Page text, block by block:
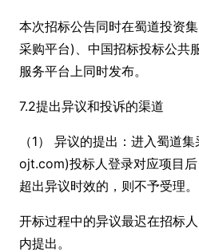
本次招标公告同时在蜀道投资
采购平台)、中国招标投标公共
服务平台上同时发布。
7.2提出异议和投诉的渠道
（1） 异议的提出：进入蜀道
ojt.com)投标人登录对应项目后
超出异议时效的，则不予受理。
开标过程中的异议最迟在招标
内提出。